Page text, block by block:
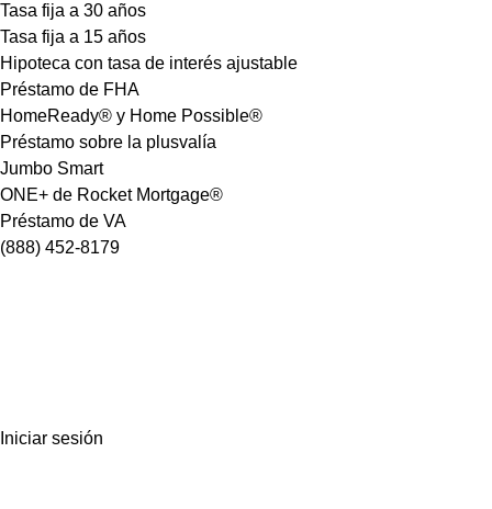
Tasa fija a 30 años
Tasa fija a 15 años
Hipoteca con tasa de interés ajustable
Préstamo de FHA
HomeReady® y Home Possible®
Préstamo sobre la plusvalía
Jumbo Smart
ONE+ de Rocket Mortgage®
Préstamo de VA
(888) 452-8179
Iniciar sesión